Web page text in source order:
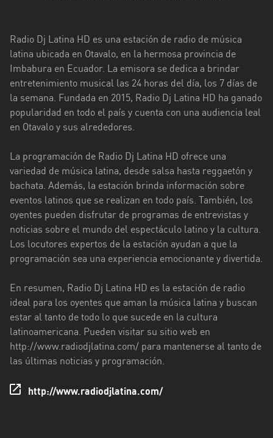
Imbabura
Loja
Los
Ríos
Morona
Santiago
Napo
Pastaza
Pichincha
Domingo
de
los
Tsáchilas
Tungurahua
Zamora
Chinchipe
Radio Dj Latina HD es una estación de radio de música
latina ubicada en Otavalo, en la hermosa provincia de
Imbabura en Ecuador. La emisora se dedica a brindar
entretenimiento musical las 24 horas del día, los 7 días de
la semana. Fundada en 2015, Radio Dj Latina HD ha ganado
popularidad en todo el país y cuenta con una audiencia leal
en Otavalo y sus alrededores.
La programación de Radio Dj Latina HD ofrece una
variedad de música latina, desde salsa hasta reggaetón y
bachata. Además, la estación brinda información sobre
eventos latinos que se realizan en todo país. También, los
oyentes pueden disfrutar de programas de entrevistas y
noticias sobre el mundo del espectáculo latino y la cultura.
Los locutores expertos de la estación ayudan a que la
programación sea una experiencia emocionante y divertida.
En resumen, Radio Dj Latina HD es la estación de radio
ideal para los oyentes que aman la música latina y buscan
estar al tanto de todo lo que sucede en la cultura
latinoamericana. Pueden visitar su sitio web en
http://www.radiodjlatina.com/ para mantenerse al tanto de
las últimas noticias y programación.
http://www.radiodjlatina.com/